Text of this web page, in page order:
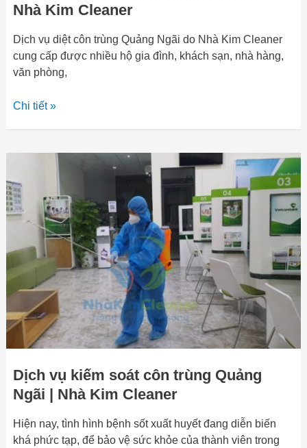
Nhà Kim Cleaner
Dịch vụ diệt côn trùng Quảng Ngãi do Nhà Kim Cleaner
cung cấp được nhiều hộ gia đình, khách sạn, nhà hàng,
văn phòng,
Chi tiết »
Dịch vụ kiếm soát côn trùng Quảng
Ngãi | Nhà Kim Cleaner
Hiện nay, tình hình bệnh sốt xuất huyết đang diễn biến
khá phức tạp, để bảo vệ sức khỏe của thành viên trong
kiếm
soát
côn
Quảng
Ngãi
|
Nhà
Kim
Cleaner